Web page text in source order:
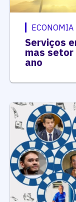
ECONOMIA
Serviços
mas setor
ano